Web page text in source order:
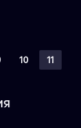
10 11